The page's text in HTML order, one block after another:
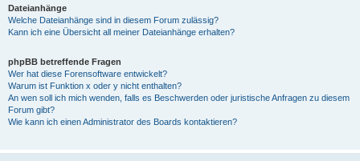
Dateianhänge
Welche Dateianhänge sind in diesem Forum zulässig?
Kann ich eine Übersicht all meiner Dateianhänge erhalten?
phpBB betreffende Fragen
Wer hat diese Forensoftware entwickelt?
Warum ist Funktion x oder y nicht enthalten?
An wen soll ich mich wenden, falls es Beschwerden oder juristische Anfragen zu diesem
Forum gibt?
Wie kann ich einen Administrator des Boards kontaktieren?